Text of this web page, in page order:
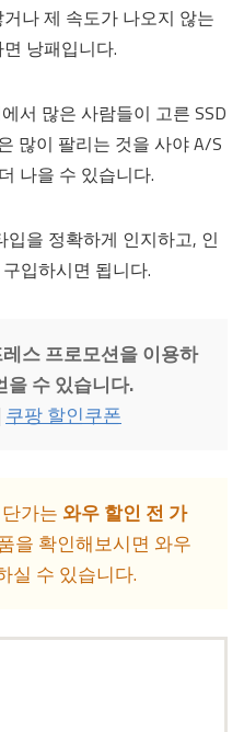
나 제 속도가 나오지 않는
낭패입니다.
서 많은 사람들이 고른 SSD
많이 팔리는 것을 사야 A/S
나을 수 있습니다.
입을 정확하게 인지하고, 인
입하시면 됩니다.
스 프로모션을 이용하
을 수 있습니다.
쿠팡 할인쿠폰
가는 와우 할인 전 가
을 확인해보시면 와우
실 수 있습니다.